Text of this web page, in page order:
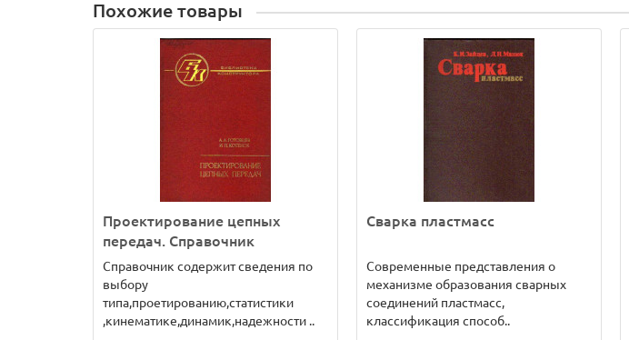
Похожие товары
Проектирование цепных
передач. Справочник
Справочник содержит сведения по
выбору
типа,проетированию,статистики
,кинематике,динамик,надежности ..
Сварка пластмасс
Современные представления о
механизме образования сварных
соединений пластмасс,
классификация способ..